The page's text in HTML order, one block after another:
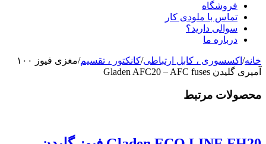
فروشگاه
تماس با ملودی کار
سوالی دارید؟
درباره ما
خانه/ اکسسوری ، کابل ارتباطی/کانکتور ، تقسیم/
مغزی فیوز ۱۰۰
آمپری گلیدن Gladen AFC20 – AFC fuses
محصولات مرتبط